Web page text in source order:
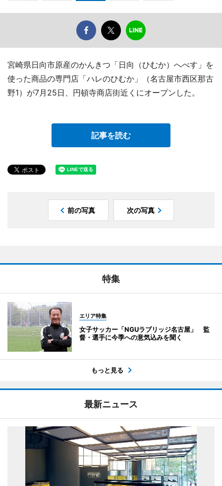
宮崎県日向市原産のかんきつ「日向（ひむか）へべす」を
使った商品の専門店「ハレのひむか」（名古屋市西区那古
野1）が7月25日、円頓寺商店街近くにオープンした。
記事を読む
前の写真 次の写真
特集
エリア特集
女子サッカー「NGUラブリッジ名古屋」 監
督・選手に今季への意気込みを聞く
もっと見る
最新ニュース